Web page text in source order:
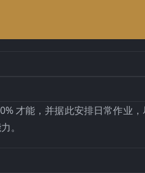
才能，并据此安排日常作业
。